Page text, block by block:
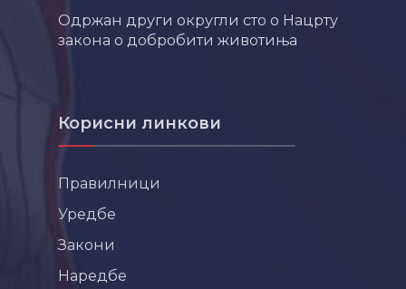
Одржан други округли сто о Нацрту
закона о добробити животиња
Корисни линкови
Правилници
Уредбе
Закони
Наредбе